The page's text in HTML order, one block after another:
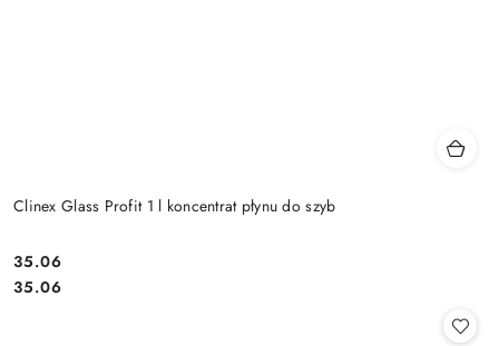
Clinex Glass Profit 1 l koncentrat płynu do szyb
Cena:
35.06
Cena:
35.06